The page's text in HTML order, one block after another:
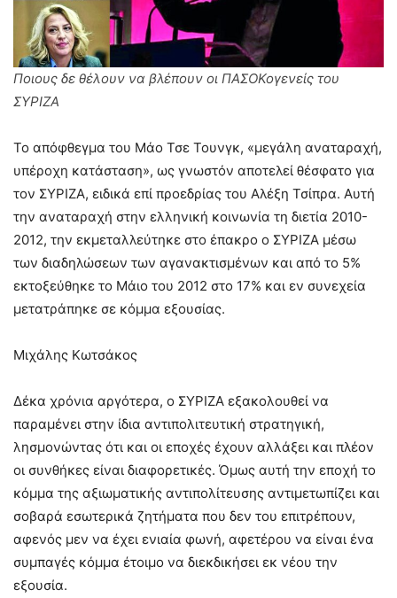
Ποιους δε θέλουν να βλέπουν οι ΠΑΣΟΚογενείς του
ΣΥΡΙΖΑ
Το απόφθεγμα του Μάο Τσε Τουνγκ, «μεγάλη αναταραχή,
υπέροχη κατάσταση», ως γνωστόν αποτελεί θέσφατο για
τον ΣΥΡΙΖΑ, ειδικά επί προεδρίας του Αλέξη Τσίπρα. Αυτή
την αναταραχή στην ελληνική κοινωνία τη διετία 2010-
2012, την εκμεταλλεύτηκε στο έπακρο ο ΣΥΡΙΖΑ μέσω
των διαδηλώσεων των αγανακτισμένων και από το 5%
εκτοξεύθηκε το Μάιο του 2012 στο 17% και εν συνεχεία
μετατράπηκε σε κόμμα εξουσίας.
Μιχάλης Κωτσάκος
Δέκα χρόνια αργότερα, ο ΣΥΡΙΖΑ εξακολουθεί να
παραμένει στην ίδια αντιπολιτευτική στρατηγική,
λησμονώντας ότι και οι εποχές έχουν αλλάξει και πλέον
οι συνθήκες είναι διαφορετικές. Όμως αυτή την εποχή το
κόμμα της αξιωματικής αντιπολίτευσης αντιμετωπίζει και
σοβαρά εσωτερικά ζητήματα που δεν του επιτρέπουν,
αφενός μεν να έχει ενιαία φωνή, αφετέρου να είναι ένα
συμπαγές κόμμα έτοιμο να διεκδικήσει εκ νέου την
εξουσία.